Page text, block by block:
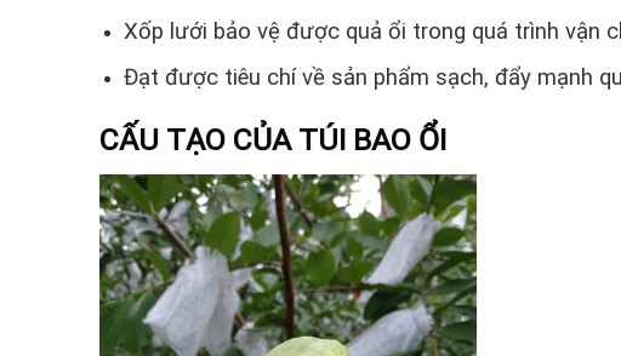
Xốp lưới bảo vệ được quả ổi trong quá trình vận
Đạt được tiêu chí về sản phẩm sạch, đẩy mạnh
CẤU TẠO CỦA TÚI BAO ỔI